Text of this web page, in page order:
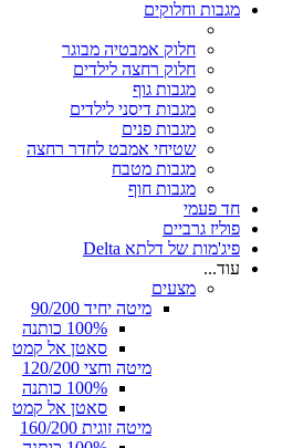
מגבות וחלוקים
חלוק אמבטיה מבוגר
חלוק רחצה לילדים
מגבות גוף
מגבות דיסני לילדים
מגבות פנים
שטיחי אמבט לחדר רחצה
מגבות מטבח
מגבות חוף
חד פעמי
פוליז גרביים
פיג'מות של דלתא Delta
עוד...
מצעים
מיטה יחיד 90/200
100% כותנה
סאטן אל קמט
מיטה וחצי 120/200
100% כותנה
סאטן אל קמט
מיטה זוגית 160/200